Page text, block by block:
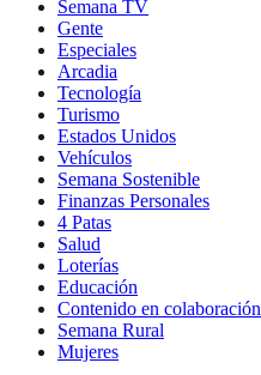
Semana TV
Gente
Especiales
Arcadia
Tecnología
Turismo
Estados Unidos
Vehículos
Semana Sostenible
Finanzas Personales
4 Patas
Salud
Loterías
Educación
Contenido en colaboración
Semana Rural
Mujeres